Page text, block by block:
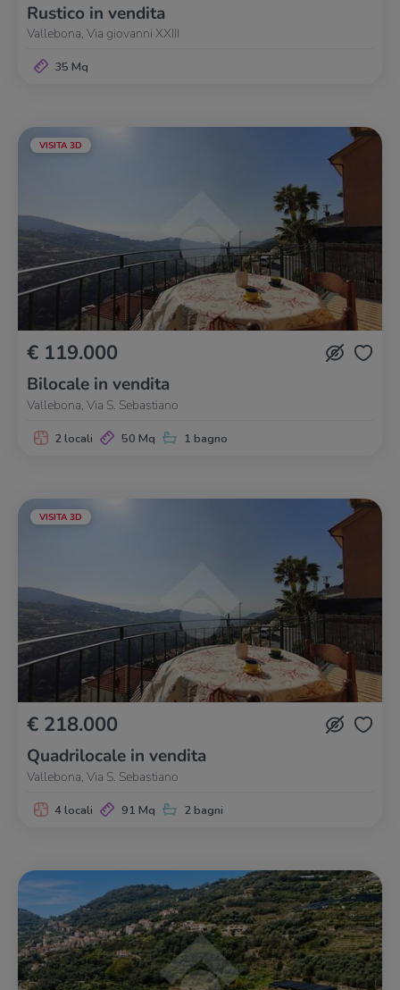
Rustico in vendita
Vallebona, Via giovanni XXIII
35 Mq
VISITA 3D
€ 119.000
Bilocale in vendita
Vallebona, Via S. Sebastiano
2 locali 50 Mq 1 bagno
VISITA 3D
€ 218.000
Quadrilocale in vendita
Vallebona, Via S. Sebastiano
4 locali 91 Mq 2 bagni